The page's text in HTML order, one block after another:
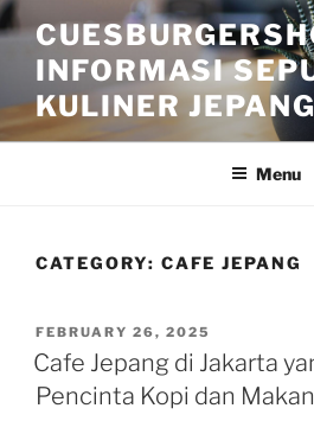
Skip
to
contentINFORMASI
KULINER
Menu
CATEGORY: CAFE JEPANG
POSTED
ON
FEBRUARY 26, 2025
Cafe Jepang di Jakarta
Pencinta Kopi dan